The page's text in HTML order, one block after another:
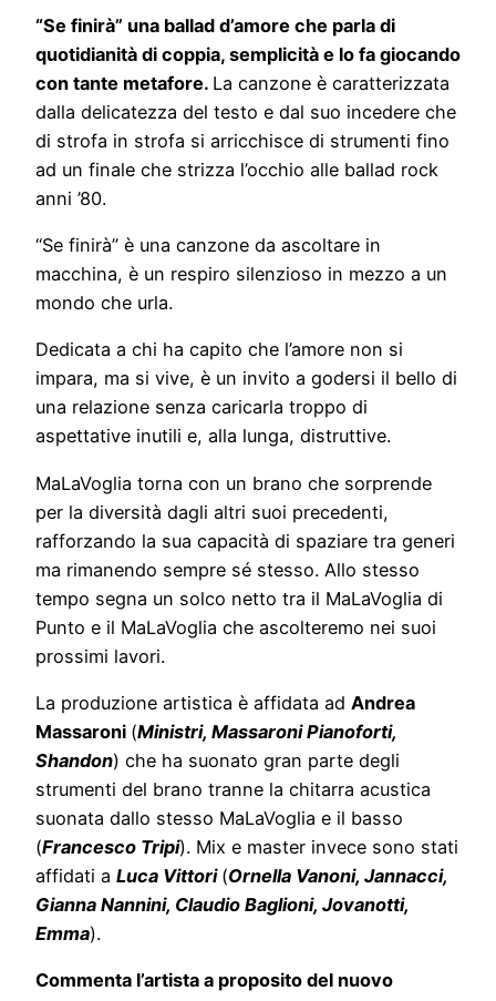
“Se finirà” una ballad d’amore che parla di
quotidianità di coppia, semplicità e lo fa giocando
con tante metafore. La canzone è caratterizzata
dalla delicatezza del testo e dal suo incedere che
di strofa in strofa si arricchisce di strumenti fino
ad un finale che strizza l’occhio alle ballad rock
anni ’80.
“Se finirà” è una canzone da ascoltare in
macchina, è un respiro silenzioso in mezzo a un
mondo che urla.
Dedicata a chi ha capito che l’amore non si
impara, ma si vive, è un invito a godersi il bello di
una relazione senza caricarla troppo di
aspettative inutili e, alla lunga, distruttive.
MaLaVoglia torna con un brano che sorprende
per la diversità dagli altri suoi precedenti,
rafforzando la sua capacità di spaziare tra generi
ma rimanendo sempre sé stesso. Allo stesso
tempo segna un solco netto tra il MaLaVoglia di
Punto e il MaLaVoglia che ascolteremo nei suoi
prossimi lavori.
La produzione artistica è affidata ad Andrea
Massaroni (Ministri, Massaroni Pianoforti,
Shandon) che ha suonato gran parte degli
strumenti del brano tranne la chitarra acustica
suonata dallo stesso MaLaVoglia e il basso
(Francesco Tripi). Mix e master invece sono stati
affidati a Luca Vittori (Ornella Vanoni, Jannacci,
Gianna Nannini, Claudio Baglioni, Jovanotti,
Emma).
Commenta l’artista a proposito del nuovo